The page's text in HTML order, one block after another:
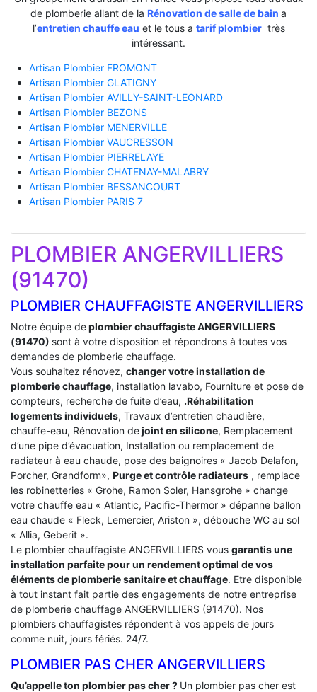
de plomberie allant de la Rénovation de salle de bain a
l’entretien chauffe eau et le tous a tarif plombiertrès
intéressant.
Artisan Plombier FROMONT
Artisan Plombier GLATIGNY
Artisan Plombier AVILLY-SAINT-LEONARD
Artisan Plombier BEZONS
Artisan Plombier MENERVILLE
Artisan Plombier VAUCRESSON
Artisan Plombier PIERRELAYE
Artisan Plombier CHATENAY-MALABRY
Artisan Plombier BESSANCOURT
Artisan Plombier PARIS 7
PLOMBIER ANGERVILLIERS
(91470)
PLOMBIER CHAUFFAGISTE ANGERVILLIERS
Notre équipe deplombier chauffagiste ANGERVILLIERS
(91470) sont à votre disposition et répondrons à toutes vos
demandes de plomberie chauffage.
Vous souhaitez rénovez, changer votre installation de
plomberie chauffage, installation lavabo, Fourniture et pose de
compteurs, recherche de fuite d’eau, .Réhabilitation
logements individuels, Travaux d’entretien chaudière,
chauffe-eau, Rénovation dejoint en silicone, Remplacement
d’une pipe d’évacuation, Installation ou remplacement de
radiateur à eau chaude, pose des baignoires « Jacob Delafon,
Porcher, Grandform», Purge et contrôle radiateurs , remplace
les robinetteries « Grohe, Ramon Soler, Hansgrohe » change
votre chauffe eau « Atlantic, Pacific-Thermor » dépanne ballon
eau chaude « Fleck, Lemercier, Ariston », débouche WC au sol
« Allia, Geberit ».
Le plombier chauffagiste ANGERVILLIERS vous garantis une
installation parfaite pour un rendement optimal de vos
éléments de plomberie sanitaire et chauffage. Etre disponible
à tout instant fait partie des engagements de notre entreprise
de plomberie chauffage ANGERVILLIERS (91470). Nos
plombiers chauffagistes répondent à vos appels de jours
comme nuit, jours fériés. 24/7.
PLOMBIER PAS CHER ANGERVILLIERS
Qu’appelle ton plombier pas cher ? Un plombier pas cher est